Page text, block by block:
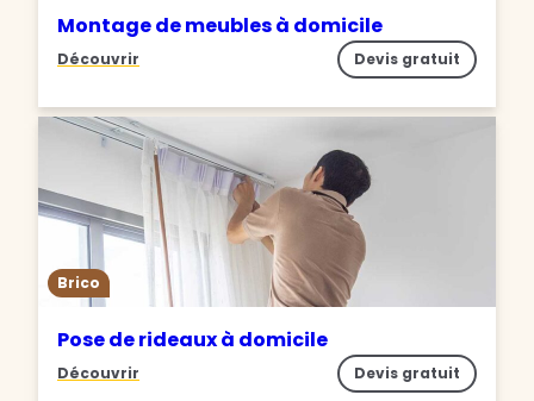
Montage de meubles à domicile
Découvrir Devis gratuit
Brico
Pose de rideaux à domicile
Découvrir Devis gratuit